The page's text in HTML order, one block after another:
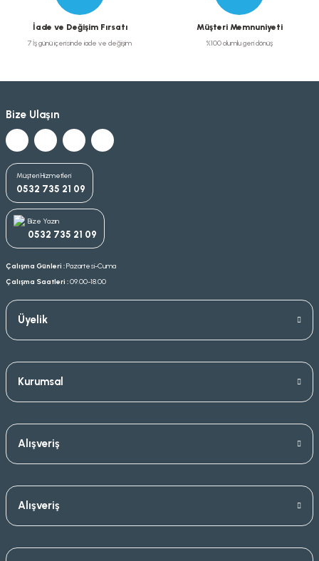
İade ve Değişim Fırsatı
7 İş günü içerisinde iade ve değişim
Müşteri Memnuniyeti
%100 olumlu geri dönüş
Bize Ulaşın
Müşteri Hizmetleri
0532 735 21 09
Bize Yazın
0532 735 21 09
Çalışma Günleri :Pazartesi-Cuma
Çalışma Saatleri :09.00-18.00
Üyelik
Kurumsal
Alışveriş
Alışveriş